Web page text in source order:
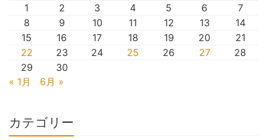
1
2 3 4 5 6
7
8
9 10 11 12 13
14
15
16 17 18 19 20
21
22
23 24 25 26 27
28
29
30
« 1月
6月 »
カテゴリー